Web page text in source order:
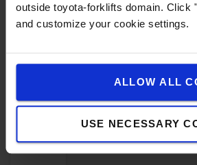
outside toyota-forklifts domain. Click
and customize your cookie settings.
ALLOW ALL
USE NECESSARY